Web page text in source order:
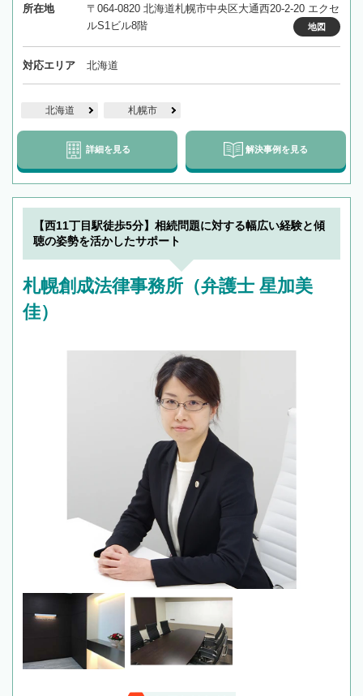
所在地
〒064-0820 北海道札幌市中央区大通西20-2-20 エクセ
ルS1ビル8階
地図
対応エリア 北海道
北海道 札幌市
詳細を見る 解決事例を見る
【西11丁目駅徒歩5分】相続問題に対する幅広い経験と傾
聴の姿勢を活かしたサポート
札幌創成法律事務所（弁護士 星加美
佳）